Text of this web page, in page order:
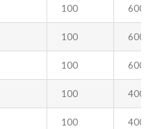
100 600
100 600
100 600
100 400
100 400